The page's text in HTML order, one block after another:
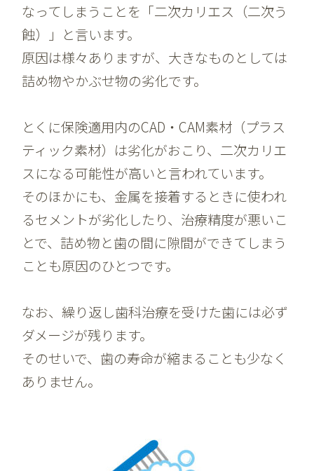
なってしまうことを「二次カリエス（二次う
蝕）」と言います。
原因は様々ありますが、大きなものとしては
詰め物やかぶせ物の劣化です。
とくに保険適用内のCAD・CAM素材（プラス
ティック素材）は劣化がおこり、二次カリエ
スになる可能性が高いと言われています。
そのほかにも、金属を接着するときに使われ
るセメントが劣化したり、治療精度が悪いこ
とで、詰め物と歯の間に隙間ができてしまう
ことも原因のひとつです。
なお、繰り返し歯科治療を受けた歯には必ず
ダメージが残ります。
そのせいで、歯の寿命が縮まることも少なく
ありません。